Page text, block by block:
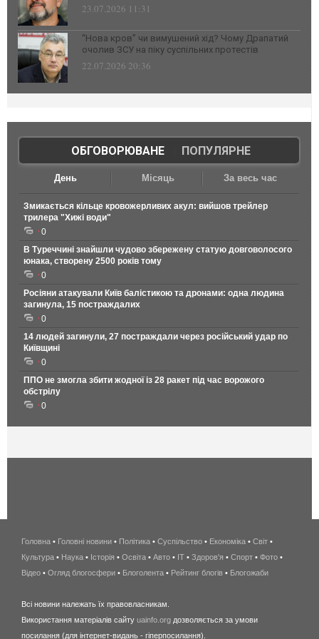
23.07.2026 11:31
“Нова кров” чи вимушений хід? Чому Драпатий
очолив ЗСУ на піку суспільних протестів
22.07.2026 20:36
ОБГОВОРЮВАНЕ| ПОПУЛЯРНЕ
День Місяць За весь час
Змикається кільце кровожерливих акул: вийшов трейлер
трилера "Хижі води"
0
В Туреччині знайшли чудово збережену статую довговолосого
юнака, створену 2500 років тому
0
Росіяни атакували Київ балістикою та дронами: одна людина
загинула, 15 постраждалих
0
14 людей загинули, 27 постраждали через російський удар по
Київщині
0
ППО не змогла збити жодної із 28 ракет під час ворожого
обстрілу
0
беспроводной
интернет
киев
wimax
Головна • Головні новини • Політика • Суспільство • Економіка • Світ •
Культура • Наука • Історія • Освіта • Авто • IT • Здоров'я • Спорт • Фото •
Відео • Огляд блогосфери • Блоголента • Рейтинг блогів • Блогожаби
Всі новини належать їх правовласникам.
Використання матеріалів сайту uainfo.org дозволяється за умови
посилання (для інтернет-видань - гіперпосилання).